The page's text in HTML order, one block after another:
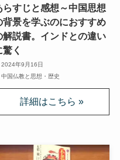
教
の父親殺し
を巡る旅
らすじと感想～中国思想
背景を学ぶのにおすすめ
解説書。インドとの違い
驚く
2024年9月16日
中国仏教と思想・歴史